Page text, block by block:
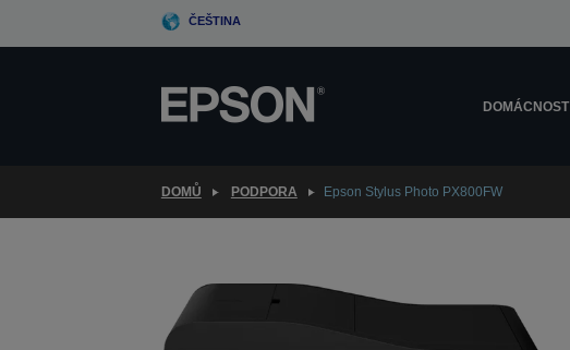
ČEŠTINA
DOMÁCNOST
DOMŮ PODPORA Epson Stylus Photo PX800FW